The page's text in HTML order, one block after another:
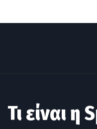
Τι είναι